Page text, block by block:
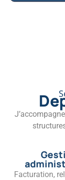
Facturation,